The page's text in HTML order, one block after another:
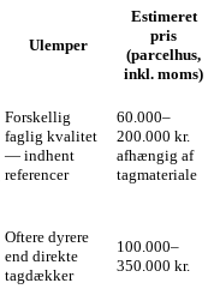
Ulemper
Estimeret
pris
(parcelhus,
inkl. moms)
Forskellig
faglig kvalitet
— indhent
referencer
60.000–
200.000 kr.
afhængig af
tagmateriale
Oftere dyrere
end direkte
tagdækker
100.000–
350.000 kr.